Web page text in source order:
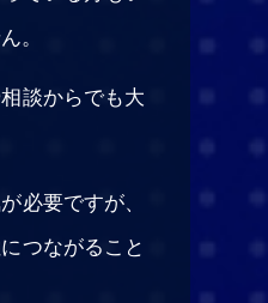
。
談からでも大
必要ですが、
つながること